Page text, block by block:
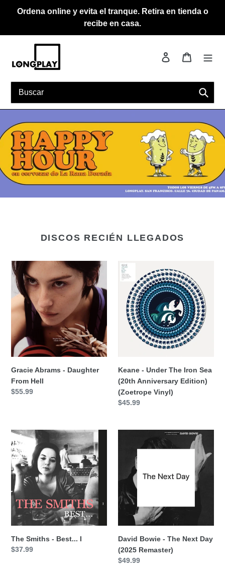
directamente
contenido
Ordena online y evita el tranque. Retira en tienda o
recibe en casa.
Ingresar Carrito
DISCOS RECIÉN LLEGADOS
Gracie
Abrams
Daughter
From
Hell
Gracie Abrams - Daughter
From Hell
Precio
$55.99
Keane
Under
The
Iron
Sea
(20th
Anniversary
Keane - Under The Iron Sea
(20th Anniversary Edition)
(Zoetrope Vinyl)
Precio
$45.99
The
Smiths
-
Best...
The Smiths - Best... I
Precio
$37.99
Next
Day
(2025
Remaster)
David Bowie - The Next Day
(2025 Remaster)
Precio
$49.99